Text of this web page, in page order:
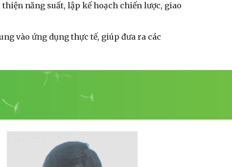
năng suất, lập kế hoạch chiến lược, giao
vào ứng dụng thực tế, giúp đưa ra các